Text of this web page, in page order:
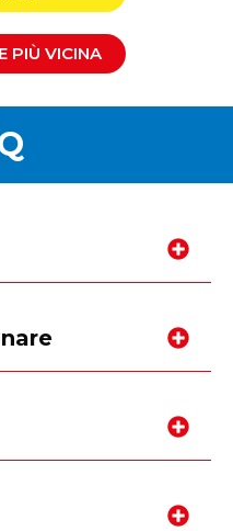
PIÙ VICINA